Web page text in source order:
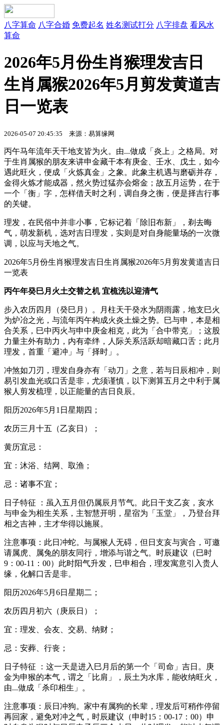
八字算命 八字合婚 免费起名 姓名测试打分 八字排盘 看风水
算命
2026年5月份生肖猴理发吉日
生肖属猴2026年5月剪发黄道吉
日一览表
2026-05-07 20:45:35 来源：易算缘网
丙午马年流年天干地支皆为火。由...做成「炎上」之格局。对
于生肖属猴的朋友来讲申金藏干本有庚金、壬水、戊土，如今
遇此旺火，便成「火炼真金」之象。此象主机遇与磨砺并存，
金得火炼才能成器，然火势过猛亦会熔金；故五月运势，在于
一个「衡」字，怎样借天时之利，调自身之衡，便是择吉行事
的关键。
理发，在民俗中并非小事，它标记着「除旧布新」，剃去晦
气，萌发新机，选对吉日理发，实则是对自身能量场的一次微
调，以应与天地之气。
2026年5月份生肖猴理发吉日生肖属猴2026年5月剪发黄道吉日
一览表
丙午年癸巳月火土交替之机 宜梳洗以迎清气
步入农历四月（癸巳月）。月柱天干癸水为阴雨露，地支巳火
为炉冶之光，与流年丙午构成火炎土燥之势。巳与申，本是相
合关系，巳中丙火与申中庚金相克，此为「合中带克」；这股
力量主外有助力，内有牵绊，人际关系活跃却暗藏口舌；此月
理发，首重「避冲」与「择时」。
冲煞如刀刃，理发自身亦有「动刀」之意，若与日辰相冲，则
易引发血光或口舌是非，尤须谨慎，以下测算五月之中利于属
猴人剪发梳理，以正能量的吉日良辰。
阳历2026年5月1日星期四；
农历三月十五（乙亥日）；
黄历宜忌：
宜：沐浴、结网、取渔；
忌：诸事不宜；
日子特征 ：虽入五月但仍属辰月节气。此日干支乙亥，亥水
与申金为相生关系，主智慧开明，星宿为「玉堂」，乃登台拜
相之吉神，主才华得以施展。
注意事项：此日冲蛇。与属猴人无碍，但日支亥与寅合，可邀
请属虎、属兔的朋友同行，增添与谐之气。时辰建议（巳时
9：00-11：00）此时阳气升发，巳申相合，理发寓意引入贵人
缘，化解口舌是非。
阳历2026年5月6日星期二；
农历四月初六（庚辰日）；
宜：理发、会友、交易、纳财；
忌：安葬、行丧；
日子特征 ：这一天是进入巳月后的第一个「司命」吉日。庚
金为申猴的本气，谓之「比肩」，辰土为水库，能收纳旺火，
由...做成「杀印相生」。
注意事项：辰日冲狗。家中有属狗的长辈，理发后可稍作停留
再回家，避免对冲之气，时辰建议（申时15：00-17：00）申